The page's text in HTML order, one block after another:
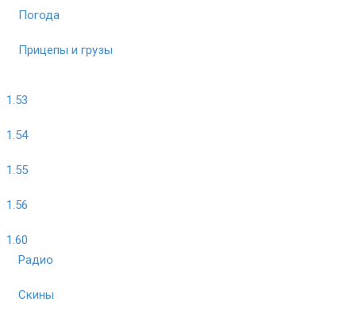
Погода
Прицепы и грузы
1.53
1.54
1.55
1.56
1.60
Радио
Скины